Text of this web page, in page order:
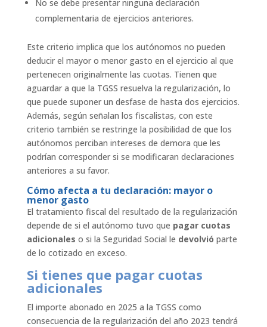
No se debe presentar ninguna declaración
complementaria de ejercicios anteriores.
Este criterio implica que los autónomos no pueden
deducir el mayor o menor gasto en el ejercicio al que
pertenecen originalmente las cuotas. Tienen que
aguardar a que la TGSS resuelva la regularización, lo
que puede suponer un desfase de hasta dos ejercicios.
Además, según señalan los fiscalistas, con este
criterio también se restringe la posibilidad de que los
autónomos perciban intereses de demora que les
podrían corresponder si se modificaran declaraciones
anteriores a su favor.
Cómo afecta a tu declaración: mayor o
menor gasto
El tratamiento fiscal del resultado de la regularización
depende de si el autónomo tuvo que pagar cuotas
adicionales o si la Seguridad Social le devolvió parte
de lo cotizado en exceso.
Si tienes que pagar cuotas
adicionales
El importe abonado en 2025 a la TGSS como
consecuencia de la regularización del año 2023 tendrá